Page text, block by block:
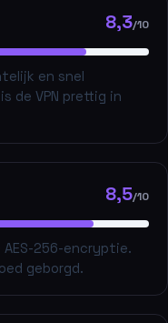
8,3/10
en snel
de VPN prettig in
8,5/10
256-encryptie.
geborgd.